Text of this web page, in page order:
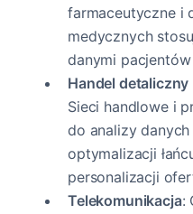
farmaceutyczne i
medycznych
danymi
Handel
Sieci handlowe i
do analizy
optymalizacji
personalizacji
Telekomunikacja: